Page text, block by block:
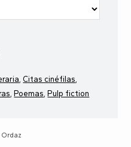
Citas cinéfilas
Poemas Pulp fiction